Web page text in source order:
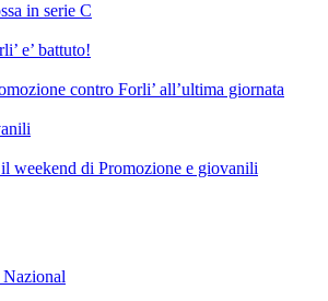
in serie C
e’ battuto!
contro Forli’ all’ultima giornata
weekend di Promozione e giovanili